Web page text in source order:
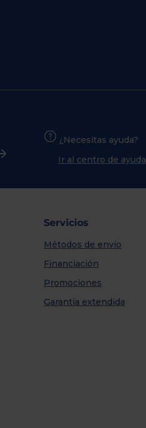
¿Necesitas ayuda?
Ir al centro de ayuda
Servicios
Métodos de envío
Financiación
Promociones
Garantía extendida